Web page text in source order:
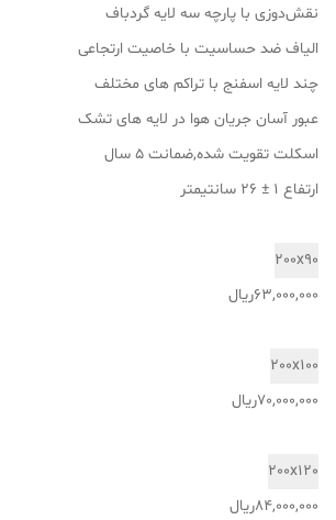
نقش‌دوزی با پارچه سه لایه گردباف
الیاف ضد حساسیت با خاصیت ارتجاعی
چند لایه اسفنج با تراکم های مختلف
عبور آسان جریان هوا در لایه های تشک
اسکلت تقویت شده,ضمانت 5 سال
ارتفاع 1 ± 26 سانتیمتر
200x90
63,000,000ریال
200x100
70,000,000ریال
200x120
84,000,000ریال